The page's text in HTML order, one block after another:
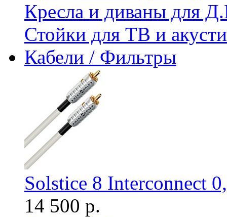
Кресла и диваны для
Стойки для ТВ и
Кабели / Фильтры
Solstice 8 Interconnect
14 500 р.